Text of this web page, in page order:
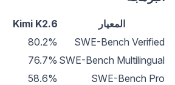
المعيار
Kimi K2.6
SWE-Bench Verified
80.2%
SWE-Bench Multilingual
76.7%
SWE-Bench Pro
58.6%